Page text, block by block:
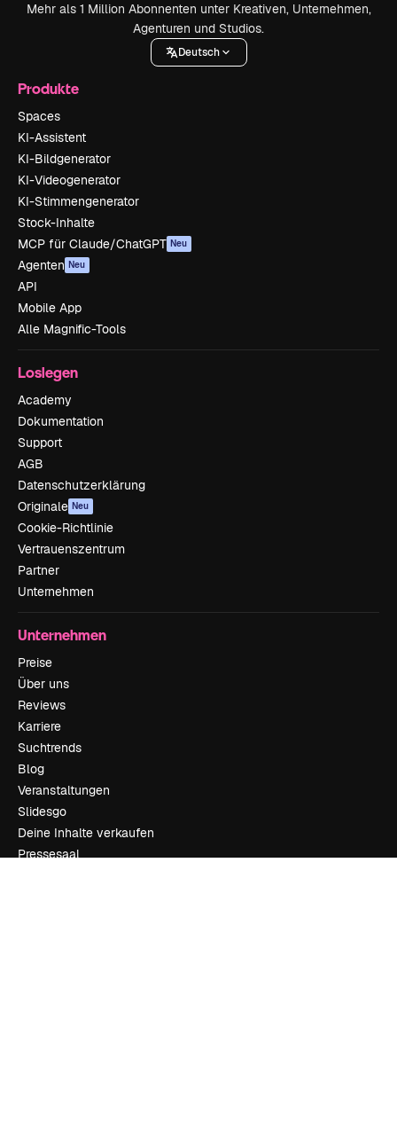
Mehr als 1 Million Abonnenten unter Kreativen, Unternehmen,
Agenturen und Studios.
Deutsch
Produkte
Spaces
KI-Assistent
KI-Bildgenerator
KI-Videogenerator
KI-Stimmengenerator
Stock-Inhalte
MCP für Claude/ChatGPT Neu
Agenten Neu
API
Mobile App
Alle Magnific-Tools
Loslegen
Academy
Dokumentation
Support
AGB
Datenschutzerklärung
Originale Neu
Cookie-Richtlinie
Vertrauenszentrum
Partner
Unternehmen
Unternehmen
Preise
Über uns
Reviews
Karriere
Suchtrends
Blog
Veranstaltungen
Slidesgo
Deine Inhalte verkaufen
Pressesaal